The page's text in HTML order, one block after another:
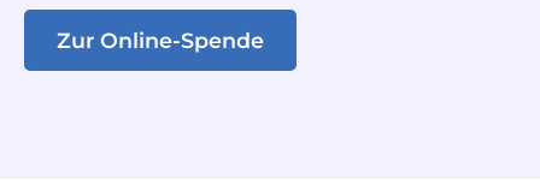
Zur Online-Spende